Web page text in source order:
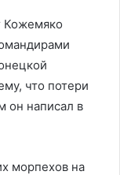
Кожемяко
что потери
он написал в
морпехов на